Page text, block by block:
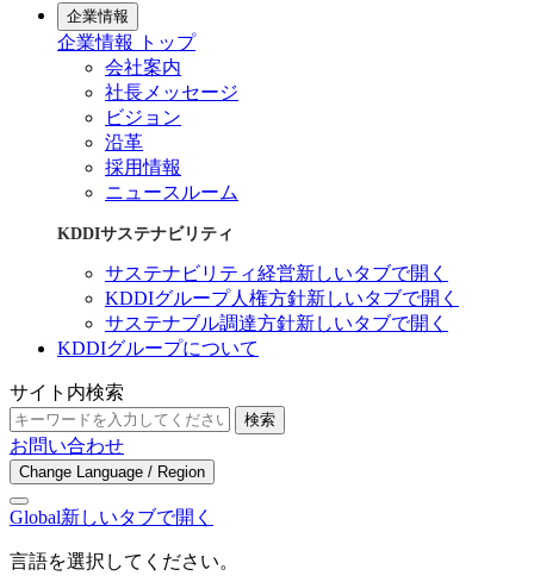
企業情報
企業情報 トップ
会社案内
社長メッセージ
ビジョン
沿革
採用情報
ニュースルーム
KDDIサステナビリティ
サステナビリティ経営新しいタブで開く
KDDIグループ人権方針新しいタブで開く
サステナブル調達方針新しいタブで開く
KDDIグループについて
サイト内検索
検索
お問い合わせ
Change Language / Region
Global新しいタブで開く
言語を選択してください。